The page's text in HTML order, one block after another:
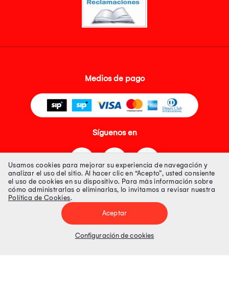
Medios de pago
Síguenos en
Tienda 100% Segura
Tiendas Peruanas S.A. R.U.C. Nº 20493020618. Todos los derechos
Precios disponibles solo en www.oechsle.pe. Precios online publicados
Usamos cookies para mejorar su experiencia de navegación y
analizar el uso del sitio. Al hacer clic en “Acepto”, usted consiente
el uso de cookies en su dispositivo. Para más información sobre
cómo administrarlas o eliminarlas, lo invitamos a revisar nuestra
Política de Cookies.
Aceptar
Configuración de cookies